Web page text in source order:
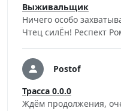
Выживальщик
Ничего особо
Чтец силЁн! Респект
Postof
Трасса 0.0.0
Ждём продолжения,